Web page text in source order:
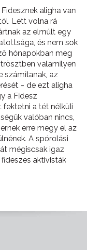
aligha van
Lett volna rá
az elmúlt egy
és nem sok
hónapokban meg
valamilyen
számítanak, az
– de ezt aligha
a Fidesz
fektetni a tét nélküli
valóban nincs,
erre megy el az
A spórolási
mégiscsak igaz
aktivisták